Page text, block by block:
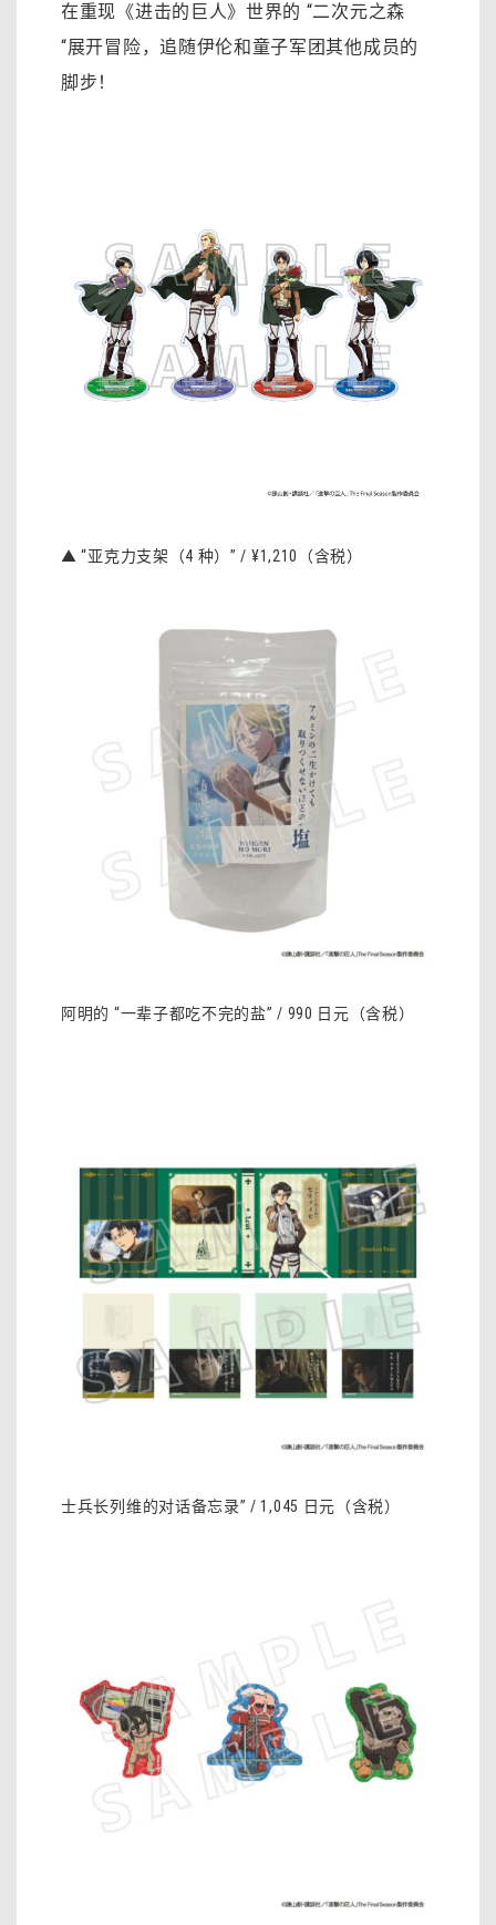
在重现《进击的巨人》世界的 “二次元之森
“展开冒险，追随伊伦和童子军团其他成员的
脚步！
▲ “亚克力支架（4 种）” / ¥1,210（含税）
阿明的 “一辈子都吃不完的盐” / 990 日元（含税）
士兵长列维的对话备忘录” / 1,045 日元（含税）